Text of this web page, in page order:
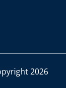
2026